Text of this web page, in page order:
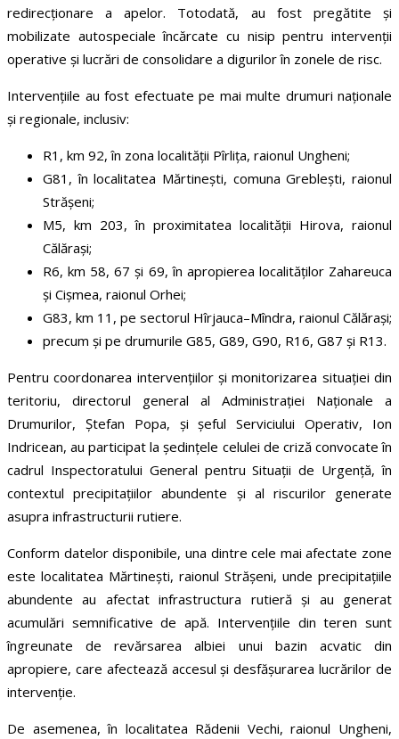
redirecționare a apelor. Totodată, au fost pregătite și
mobilizate autospeciale încărcate cu nisip pentru intervenții
operative și lucrări de consolidare a digurilor în zonele de risc.
Intervențiile au fost efectuate pe mai multe drumuri naționale
și regionale, inclusiv:
R1, km 92, în zona localității Pîrlița, raionul Ungheni;
G81, în localitatea Mărtinești, comuna Greblești, raionul
Strășeni;
M5, km 203, în proximitatea localității Hirova, raionul
Călărași;
R6, km 58, 67 și 69, în apropierea localităților Zahareuca
și Cișmea, raionul Orhei;
G83, km 11, pe sectorul Hîrjauca–Mîndra, raionul Călărași;
precum și pe drumurile G85, G89, G90, R16, G87 și R13.
Pentru coordonarea intervențiilor și monitorizarea situației din
teritoriu, directorul general al Administrației Naționale a
Drumurilor, Ștefan Popa, și șeful Serviciului Operativ, Ion
Indricean, au participat la ședințele celulei de criză convocate în
cadrul Inspectoratului General pentru Situații de Urgență, în
contextul precipitațiilor abundente și al riscurilor generate
asupra infrastructurii rutiere.
Conform datelor disponibile, una dintre cele mai afectate zone
este localitatea Mărtinești, raionul Strășeni, unde precipitațiile
abundente au afectat infrastructura rutieră și au generat
acumulări semnificative de apă. Intervențiile din teren sunt
îngreunate de revărsarea albiei unui bazin acvatic din
apropiere, care afectează accesul și desfășurarea lucrărilor de
intervenție.
De asemenea, în localitatea Rădenii Vechi, raionul Ungheni,